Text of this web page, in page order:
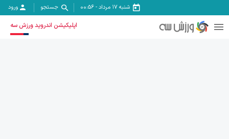
شنبه ۱۷ مرداد -
00:56 جستجو ورود
اپلیکیشن اندروید ورزش سه